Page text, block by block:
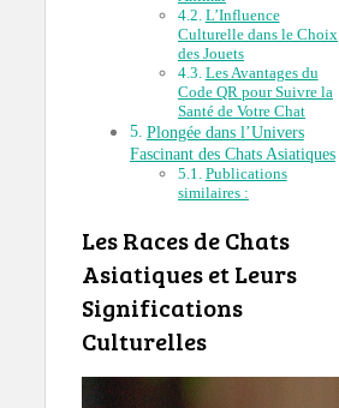
L’Influence
Culturelle dans le Choix
des Jouets
Les Avantages du
Code QR pour Suivre la
Santé de Votre Chat
Plongée dans l’Univers
Fascinant des Chats Asiatiques
Publications
similaires :
Les Races de Chats
Asiatiques et Leurs
Significations
Culturelles